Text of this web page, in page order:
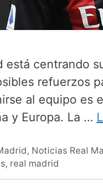
está centrando
refuerzos
al equipo es
y Europa. La …
, Noticias Real
, real madrid